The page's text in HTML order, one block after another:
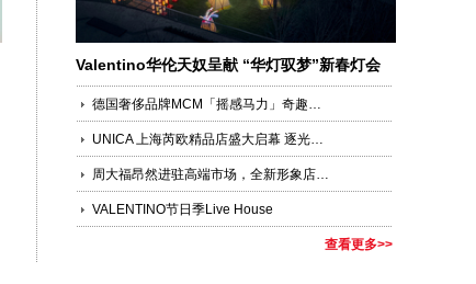
Valentino华伦天奴呈献 “华灯驭梦”新春灯会
德国奢侈品牌MCM「摇感马力」奇趣乐园空降城市中心
UNICA 上海芮欧精品店盛大启幕 逐光策马，沪上新篇
周大福昂然进驻高端市场，全新形象店于上海港汇恒隆广场盛大开幕
VALENTINO节日季Live House
查看更多>>